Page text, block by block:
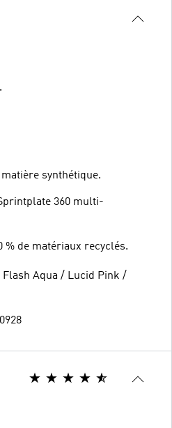
synthétique.
360 multi-
% de matériaux recyclés.
Aqua / Lucid Pink /